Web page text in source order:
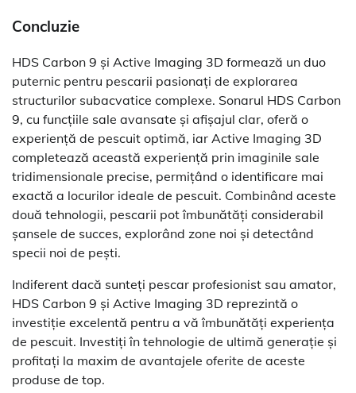
Concluzie
HDS Carbon 9 și Active Imaging 3D formează un duo
puternic pentru pescarii pasionați de explorarea
structurilor subacvatice complexe. Sonarul HDS Carbon
9, cu funcțiile sale avansate și afișajul clar, oferă o
experiență de pescuit optimă, iar Active Imaging 3D
completează această experiență prin imaginile sale
tridimensionale precise, permițând o identificare mai
exactă a locurilor ideale de pescuit. Combinând aceste
două tehnologii, pescarii pot îmbunătăți considerabil
șansele de succes, explorând zone noi și detectând
specii noi de pești.
Indiferent dacă sunteți pescar profesionist sau amator,
HDS Carbon 9 și Active Imaging 3D reprezintă o
investiție excelentă pentru a vă îmbunătăți experiența
de pescuit. Investiți în tehnologie de ultimă generație și
profitați la maxim de avantajele oferite de aceste
produse de top.